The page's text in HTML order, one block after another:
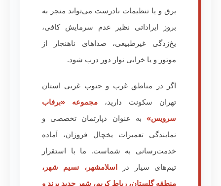
برق و یا تنظیمات نادرست می‌تواند منجر به
بروز ایراداتی نظیر عدم سرمایش کافی،
یخ‌زدگی غیرطبیعی، صداهای ناهنجار از
موتور و یا خرابی نوار دور درب شود.
اگر در مناطق غرب و جنوب غربی استان
تهران سکونت دارید، مجموعه «برفاب
سرویس» به عنوان دپارتمان تخصصی و
نمایندگی تعمیرات یخچال فروزان، آماده
خدمت‌رسانی به شماست. ما با استقرار
تیم‌های سیار دراسلامشهر، نسیم شهر،
منطقه گلستان، رباط کریم، شهر جدید پرند و